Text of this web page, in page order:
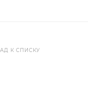
К СПИСКУ